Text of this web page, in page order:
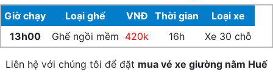
Giờ chạy Loại ghế VNĐ Thời gian
Loại xe
13h00
Ghế ngồi mềm 420k 16h Xe 30 chỗ
Liên hệ với chúng tôi để đặt mua vé xe giường nằm Huế